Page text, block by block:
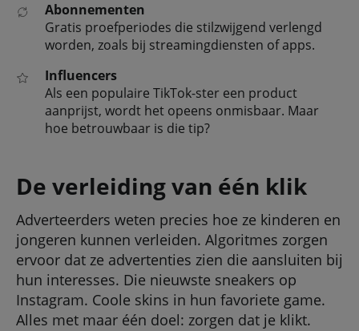
Abonnementen
Gratis proefperiodes die stilzwijgend verlengd
worden, zoals bij streamingdiensten of apps.
Influencers
Als een populaire TikTok-ster een product
aanprijst, wordt het opeens onmisbaar. Maar
hoe betrouwbaar is die tip?
De verleiding van één klik
Adverteerders weten precies hoe ze kinderen en
jongeren kunnen verleiden. Algoritmes zorgen
ervoor dat ze advertenties zien die aansluiten bij
hun interesses. Die nieuwste sneakers op
Instagram. Coole skins in hun favoriete game.
Alles met maar één doel: zorgen dat je klikt.